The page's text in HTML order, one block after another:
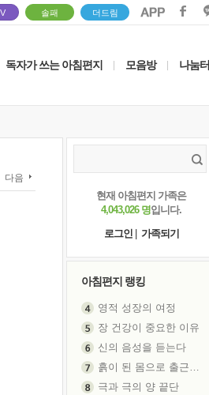
솔패 더드림
독자가 쓰는 아침편지 모음방 나눔터
다음
현재 아침편지 가족은
4,043,026 명입니다.
로그인
가족되기
아침편지 랭킹
영적 성장의 여정
장 건강이 중요한 이유
신의 음성을 듣는다
흙이 된 몸으로 출근하는 여자
극과 극의 양 끝단